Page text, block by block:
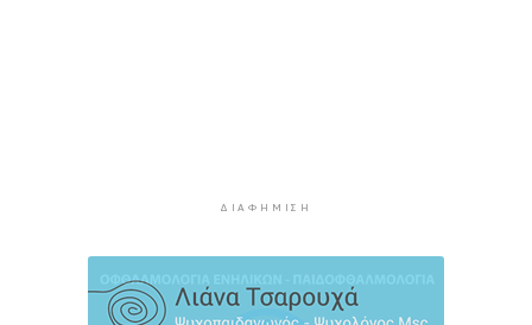
πνίγηκε ο 4χρονος
6 ώρες 7 λεπτά πρίν
ΔΙΑΦΉΜΙΣΗ